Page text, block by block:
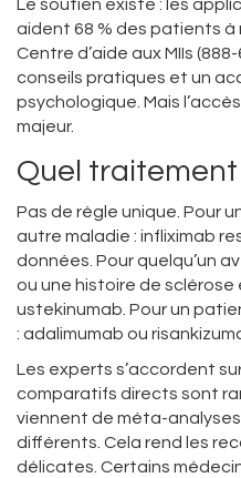
Le soutien existe : les
aident 68 % des patients à
Centre d’aide aux MIIs
conseils pratiques et un
psychologique. Mais
majeur.
Quel traitement
Pas de règle unique. Pour
autre maladie : infliximab
données. Pour quelqu’un
ou une histoire de sclérose
ustekinumab. Pour un
: adalimumab ou
Les experts s’accordent
comparatifs directs sont
viennent de méta-
différents. Cela rend les
délicates. Certains